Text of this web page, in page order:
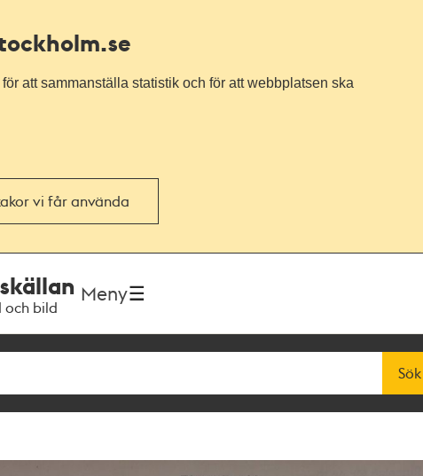
att sammanställa statistik och för att webbplatsen ska
vi får använda
och bild
Meny
Sök